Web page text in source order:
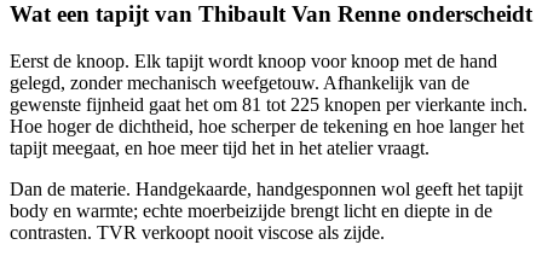
Wat een tapijt van Thibault Van Renne onderscheidt
Eerst de knoop. Elk tapijt wordt knoop voor knoop met de hand
gelegd, zonder mechanisch weefgetouw. Afhankelijk van de
gewenste fijnheid gaat het om 81 tot 225 knopen per vierkante inch.
Hoe hoger de dichtheid, hoe scherper de tekening en hoe langer het
tapijt meegaat, en hoe meer tijd het in het atelier vraagt.
Dan de materie. Handgekaarde, handgesponnen wol geeft het tapijt
body en warmte; echte moerbeizijde brengt licht en diepte in de
contrasten. TVR verkoopt nooit viscose als zijde.